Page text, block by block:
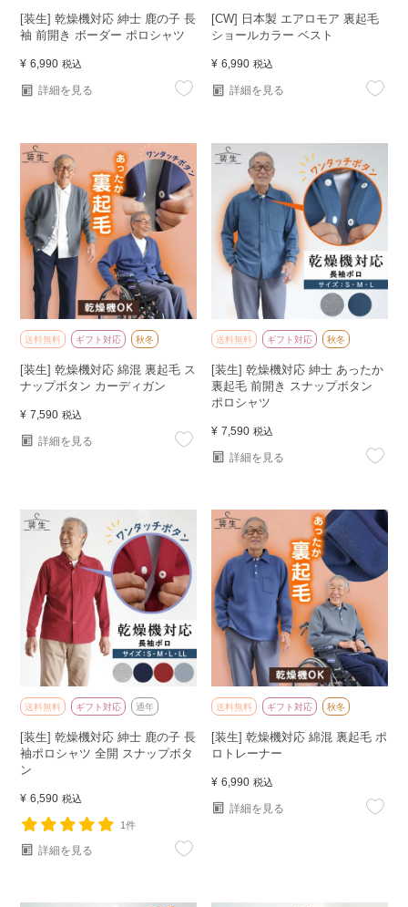
[装生] 乾燥機対応 紳士 鹿の子 長
袖 前開き ボーダー ポロシャツ
¥ 6,990 税込
詳細を見る
[CW] 日本製 エアロモア 裏起毛
ショールカラー ベスト
¥ 6,990 税込
詳細を見る
送料無料 ギフト対応 秋冬
[装生] 乾燥機対応 綿混 裏起毛 ス
ナップボタン カーディガン
¥ 7,590 税込
詳細を見る
送料無料 ギフト対応 秋冬
[装生] 乾燥機対応 紳士 あったか
裏起毛 前開き スナップボタン
ポロシャツ
¥ 7,590 税込
詳細を見る
送料無料 ギフト対応 通年
[装生] 乾燥機対応 紳士 鹿の子 長
袖ポロシャツ 全開 スナップボタ
ン
¥ 6,590 税込
1件
詳細を見る
送料無料 ギフト対応 秋冬
[装生] 乾燥機対応 綿混 裏起毛 ポ
ロトレーナー
¥ 6,990 税込
詳細を見る